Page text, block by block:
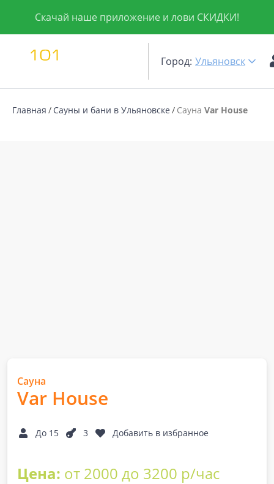
Скачай наше приложение и лови СКИДКИ!
Город: Ульяновск
Главная Сауны и бани в Ульяновске Сауна Var House
Сауна
Var House
До 15 3 Добавить в избранное
Цена: от 2000 до 3200 р/час